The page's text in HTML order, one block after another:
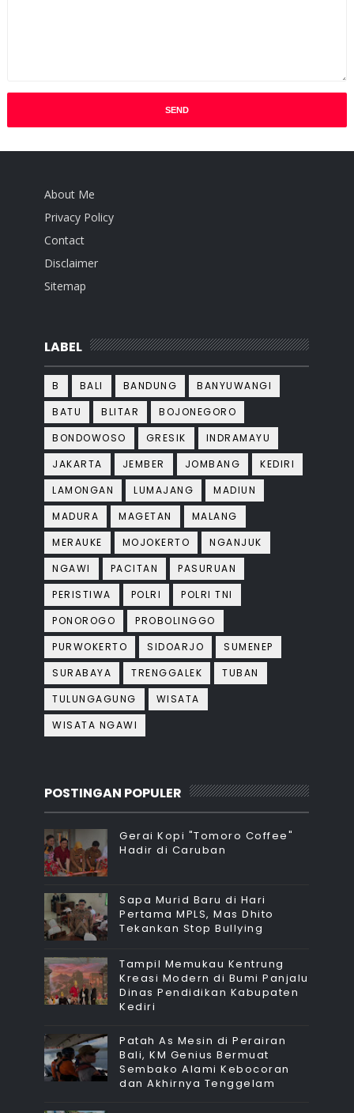
About Me
Privacy Policy
Contact
Disclaimer
Sitemap
LABEL
B BALI BANDUNG
BANYUWANGI
BATU
BLITAR
BOJONEGORO
BONDOWOSO
GRESIK
INDRAMAYU
JAKARTA
JEMBER JOMBANG
KEDIRI
LAMONGAN
LUMAJANG
MADIUN
MADURA
MAGETAN
MALANG
MERAUKE
MOJOKERTO
NGANJUK
NGAWI
PACITAN
PASURUAN
PERISTIWA
POLRI
POLRI TNI
PONOROGO
PROBOLINGGO
PURWOKERTO
SIDOARJO
SUMENEP
SURABAYA
TRENGGALEK
TUBAN
TULUNGAGUNG
WISATA
WISATA NGAWI
POSTINGAN POPULER
Gerai Kopi "Tomoro Coffee"
Hadir di Caruban
Sapa Murid Baru di Hari
Pertama MPLS, Mas Dhito
Tekankan Stop Bullying
Tampil Memukau Kentrung
Kreasi Modern di Bumi Panjalu
Dinas Pendidikan Kabupaten
Kediri
Patah As Mesin di Perairan
Bali, KM Genius Bermuat
Sembako Alami Kebocoran
dan Akhirnya Tenggelam